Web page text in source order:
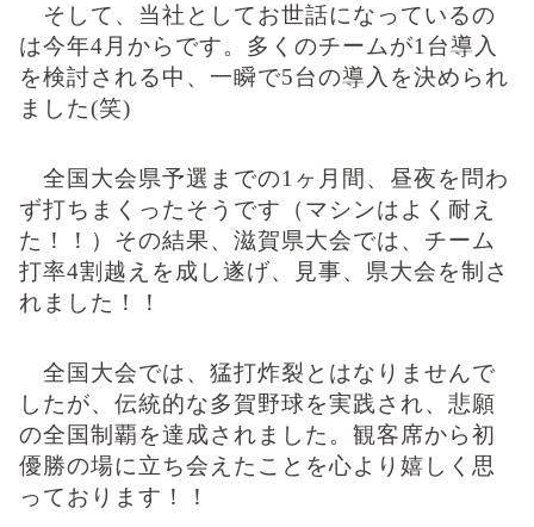
そして、当社としてお世話になっているの
は今年4 月からです。多くのチームが1 台導入
を検討される中、一瞬で5台の導入を決められ
ました(笑)
全国大会県予選までの1 ヶ月間、昼夜を問わ
ず打ちまくったそうです（マシンはよく耐え
た！！）その結果、滋賀県大会では、チーム
打率4割越えを成し遂げ、見事、県大会を制さ
れました！！
全国大会では、猛打炸裂とはなりませんで
したが、伝統的な多賀野球を実践され、悲願
の全国制覇を達成されました。観客席から初
優勝の場に立ち会えたことを心より嬉しく思
っております！！